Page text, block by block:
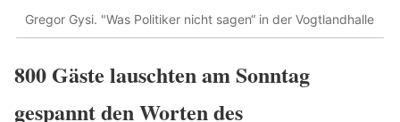
Gregor Gysi. "Was Politiker nicht sagen“ in der Vogtlandhalle
800 Gäste lauschten am Sonntag
gespannt den Worten des